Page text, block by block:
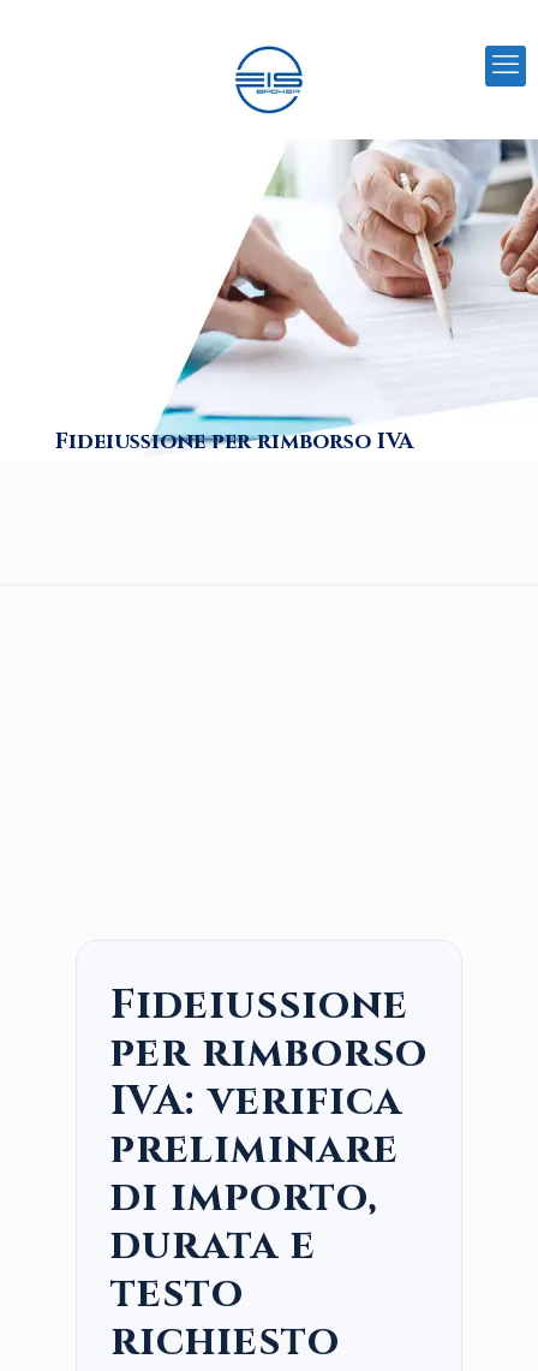
Fideiussione per rimborso IVA
Fideiussione
per rimborso
IVA: verifica
preliminare
di importo,
durata e
testo
richiesto